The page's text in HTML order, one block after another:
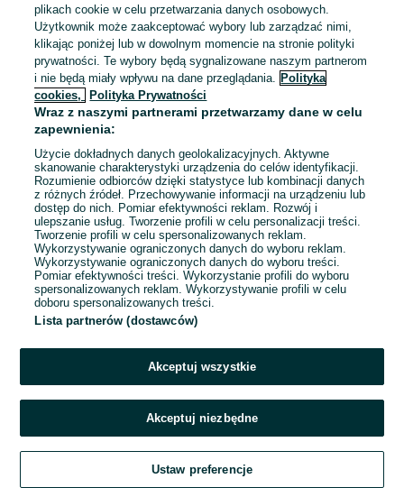
To ogłoszenie nie jest już dostępne
Przejdź na stronę główną
plikach cookie w celu przetwarzania danych osobowych.
Użytkownik może zaakceptować wybory lub zarządzać nimi,
klikając poniżej lub w dowolnym momencie na stronie polityki
prywatności. Te wybory będą sygnalizowane naszym partnerom
i nie będą miały wpływu na dane przeglądania. Polityka
cookies,
Polityka Prywatności
Wraz z naszymi partnerami przetwarzamy dane w celu
zapewnienia:
Użycie dokładnych danych geolokalizacyjnych. Aktywne
skanowanie charakterystyki urządzenia do celów identyfikacji.
Rozumienie odbiorców dzięki statystyce lub kombinacji danych
z różnych źródeł. Przechowywanie informacji na urządzeniu lub
dostęp do nich. Pomiar efektywności reklam. Rozwój i
ulepszanie usług. Tworzenie profili w celu personalizacji treści.
Tworzenie profili w celu spersonalizowanych reklam.
Wykorzystywanie ograniczonych danych do wyboru reklam.
Wykorzystywanie ograniczonych danych do wyboru treści.
Pomiar efektywności treści. Wykorzystanie profili do wyboru
spersonalizowanych reklam. Wykorzystywanie profili w celu
doboru spersonalizowanych treści.
Lista partnerów (dostawców)
Akceptuj wszystkie
Akceptuj niezbędne
Ustaw preferencje